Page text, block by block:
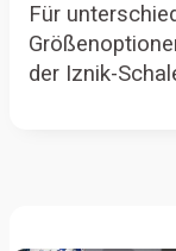
Für
der Iznik-